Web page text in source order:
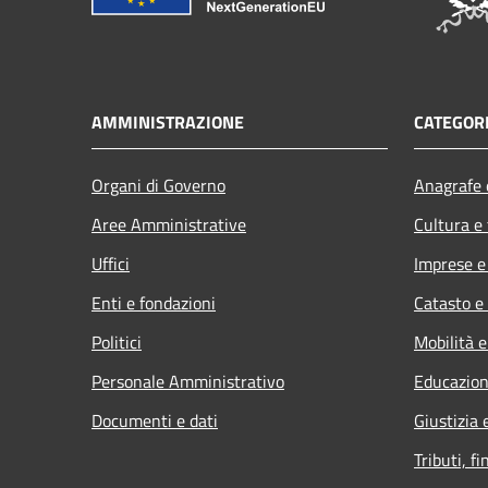
AMMINISTRAZIONE
Organi di Governo
Aree Amministrative
Uffici
Enti e fondazioni
Politici
Personale Amministrativo
Documenti e dati
Cultura
Imprese
Catasto
Mobilità
Giustizia
Tributi,